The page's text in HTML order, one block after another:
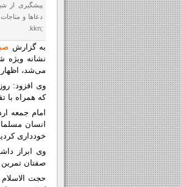
پیشگیری از
دعاها و
;kkn.
به گزارش
نشانه
می‌شد،
وی افزود:
که همراه با
امام جمعه
انسان
خودداری
وی ابراز
صفتان
حجت الاسلام